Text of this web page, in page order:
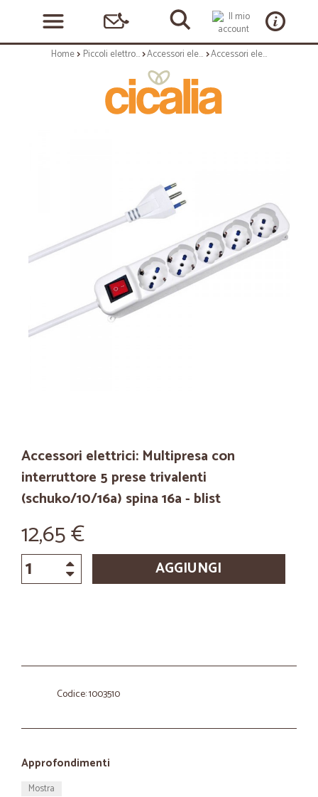
Home Piccoli elettrodomestici Accessori elettrici per elettrodomestici Accessori elettrici: Multipresa con interruttore 5 prese trivalenti (schuko/10/16a) spina 16a - blist
Accessori elettrici: Multipresa con
interruttore 5 prese trivalenti
(schuko/10/16a) spina 16a - blist
12,65 €
AGGIUNGI
Codice: 1003510
Approfondimenti
Mostra